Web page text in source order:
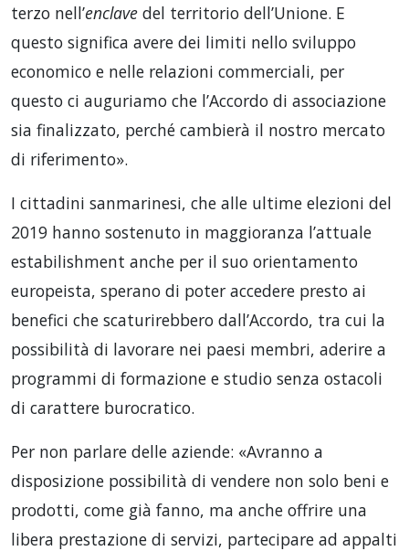
terzo nell’enclave del territorio dell’Unione. E
questo significa avere dei limiti nello sviluppo
economico e nelle relazioni commerciali, per
questo ci auguriamo che l’Accordo di associazione
sia finalizzato, perché cambierà il nostro mercato
di riferimento».
I cittadini sanmarinesi, che alle ultime elezioni del
2019 hanno sostenuto in maggioranza l’attuale
estabilishment anche per il suo orientamento
europeista, sperano di poter accedere presto ai
benefici che scaturirebbero dall’Accordo, tra cui la
possibilità di lavorare nei paesi membri, aderire a
programmi di formazione e studio senza ostacoli
di carattere burocratico.
Per non parlare delle aziende: «Avranno a
disposizione possibilità di vendere non solo beni e
prodotti, come già fanno, ma anche offrire una
libera prestazione di servizi, partecipare ad appalti